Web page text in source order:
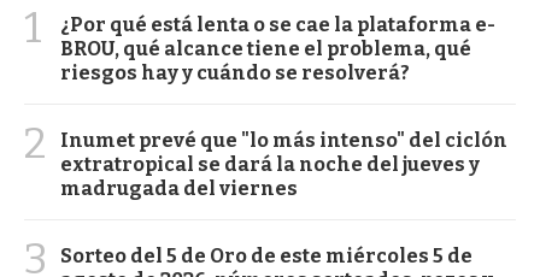
1
¿Por qué está lenta o se cae la plataforma e-
BROU, qué alcance tiene el problema, qué
riesgos hay y cuándo se resolverá?
2
Inumet prevé que "lo más intenso" del ciclón
extratropical se dará la noche del jueves y
madrugada del viernes
3
Sorteo del 5 de Oro de este miércoles 5 de